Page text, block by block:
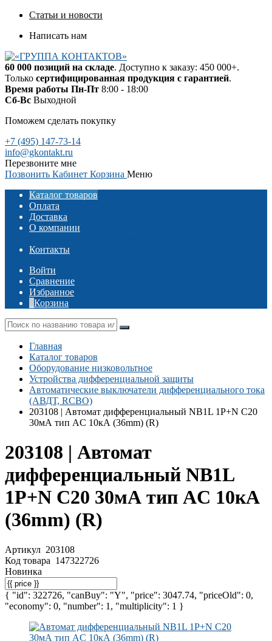
Статьи и новости
Написать нам
60 000 позиций на складе. Доступно к заказу: 450 000+.
Только сертифицированная продукция с гарантией.
Время работы Пн-Пт 8:00 - 18:00
Сб-Вс Выходной
Поможем сделать покупку
+7 (495) 147-73-14
info@gkontakt.ru
Перезвоните мне
Позвонить Кабинет Корзина Меню
Каталог товаров
Оплата
Доставка
О компании
Контакты
Войти
Сравнение
Избранное
Корзина
Главная
Каталог товаров
Оборудование низковольтное
Устройства дифференциальной защиты
Автоматические выключатели дифференциального тока
(АВДТ, RCBO)
203108 | Автомат дифференциальный NB1L 1P+N C20
30мА тип AC 10кА (36mm) (R)
203108 | Автомат
дифференциальный NB1L
1P+N C20 30мА тип AC 10кА
(36mm) (R)
Артикул 203108
Код товара 147322726
Новинка
{ "id": 322726, "canBuy": "Y", "price": 3047.74, "priceOld": 0,
"economy": 0, "number": 1, "multiplicity": 1 }